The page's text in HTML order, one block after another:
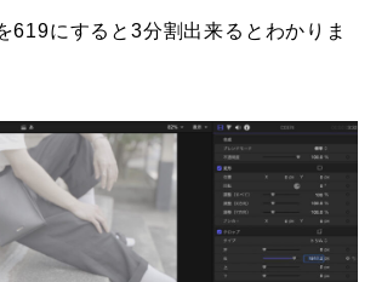
619にすると3分割出来るとわかりま